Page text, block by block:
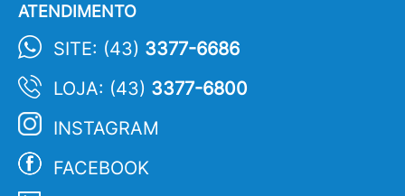
ATENDIMENTO
SITE: (43) 3377-6686
LOJA: (43) 3377-6800
INSTAGRAM
FACEBOOK